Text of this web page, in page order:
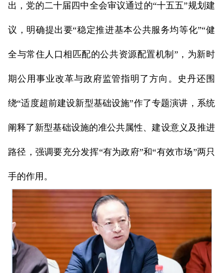
出，党的二十届四中全会审议通过的“十五五”规划建
议，明确提出要“稳定推进基本公共服务均等化”“健
全与常住人口相匹配的公共资源配置机制”，为新时
期公用事业改革与政府监管指明了方向。史丹还围
绕“适度超前建设新型基础设施”作了专题演讲，系统
阐释了新型基础设施的准公共属性、建设意义及推进
路径，强调要充分发挥“有为政府”和“有效市场”两只
手的作用。